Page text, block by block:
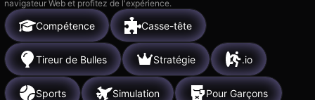
navigateur Web et profitez de l'expérience.
Compétence Casse-tête
Tireur de Bulles Stratégie .io
Sports Simulation Pour Garçons